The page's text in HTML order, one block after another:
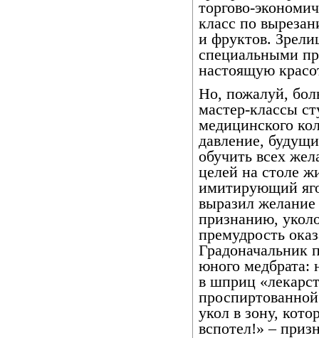
торгово-
класс по
и фруктов.
специальными
настоящую
Но, пожалуй,
мастер-классы
медицинского
давление,
обучить всех
целей на столе
имитирующий
выразил
признанию,
премудрость
Градоначальник
юного медбрата:
в шприц
укол в зону,
вспотел!» –